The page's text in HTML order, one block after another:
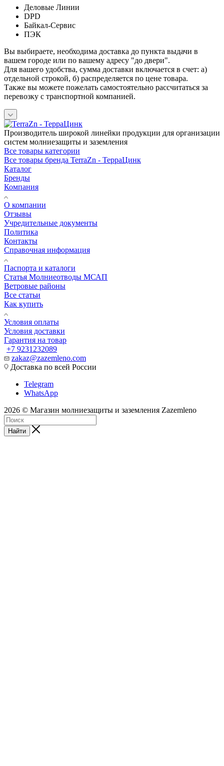
Деловые Линии
DPD
Байкал-Сервис
ПЭК
Вы выбираете, необходима доставка до пункта выдачи в
вашем городе или по вашему адресу "до двери".
Для вашего удобства, сумма доставки включается в счет: а)
отдельной строкой, б) распределяется по цене товара.
Также вы можете пожелать самостоятельно рассчитаться за
перевозку с транспортной компанией.
Производитель широкой линейки продукции для организации
систем молниезащиты и заземления
Все товары категории
Все товары бренда TerraZn - ТерраЦинк
Каталог
Бренды
Компания
О компании
Отзывы
Учредительные документы
Политика
Контакты
Справочная информация
Паспорта и каталоги
Статья Молниеотводы МСАП
Ветровые районы
Все статьи
Как купить
Условия оплаты
Условия доставки
Гарантия на товар
+7 9231232089
zakaz@zazemleno.com
Доставка по всей России
Telegram
WhatsApp
2026 © Магазин молниезащиты и заземления Zazemleno
Найти